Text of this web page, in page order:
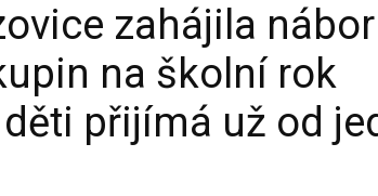
zahájila
na školní rok
přijímá už od